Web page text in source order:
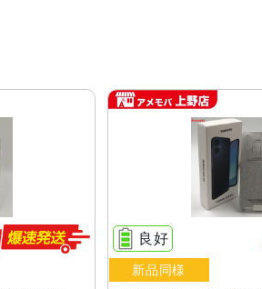
良好
新品同様